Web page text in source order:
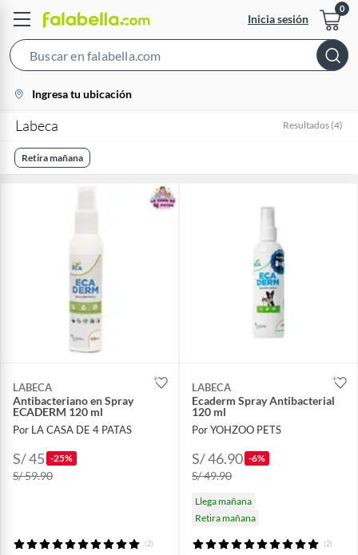
Inicia sesión
Bar
location-
icon
Ingresa tu ubicación
Labeca Resultados (4)
Retira mañana
LABECA
Antibacteriano en Spray
ECADERM 120 ml
Por LA CASA DE 4 PATAS
S/ 45 -25%
S/ 59.90
(2)
LABECA
Ecaderm Spray Antibacterial
120 ml
Por YOHZOO PETS
S/ 46.90 -6%
S/ 49.90
Llega mañana
Retira mañana
(2)